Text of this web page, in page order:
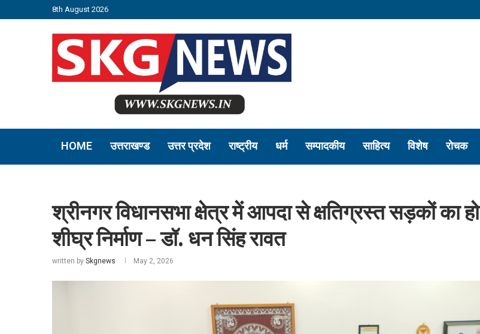
8th August 2026
HOME उत्तराखण्ड उत्तर प्रदेश राष्ट्रीय धर्म सम्पादकीय साहित्य विशेष रोचक
श्रीनगर विधानसभा क्षेत्र में आपदा से क्षतिग्रस्त सड़कों का हो
शीघ्र निर्माण – डॉ. धन सिंह रावत
written by Skgnews May 2, 2026